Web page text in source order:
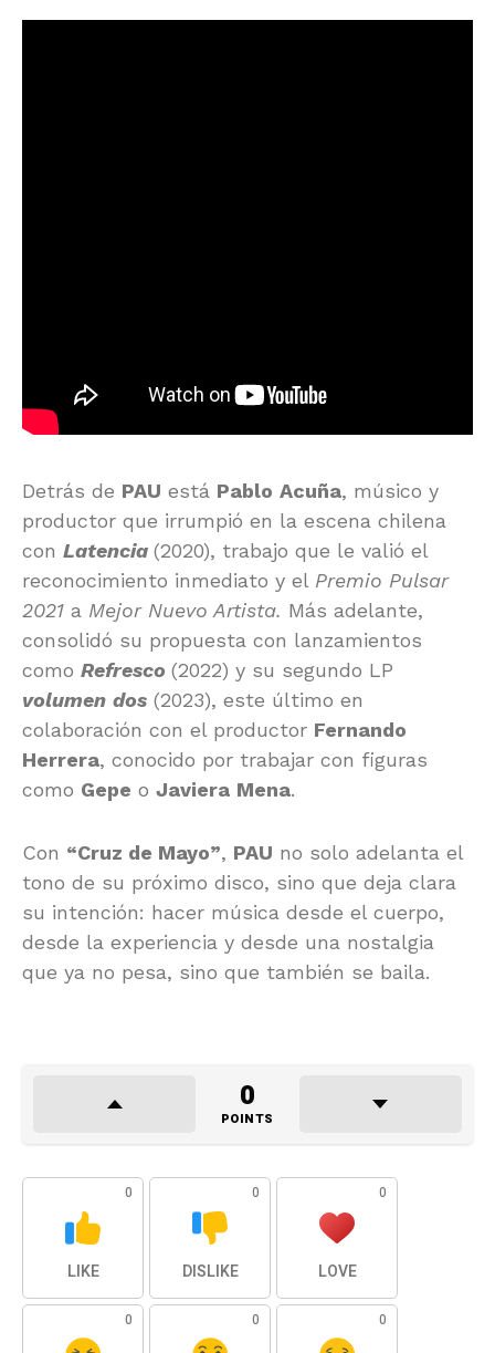
Detrás de PAU está Pablo Acuña, músico y
productor que irrumpió en la escena chilena
con Latencia (2020), trabajo que le valió el
reconocimiento inmediato y el Premio Pulsar
2021 a Mejor Nuevo Artista. Más adelante,
consolidó su propuesta con lanzamientos
como Refresco (2022) y su segundo LP
volumen dos (2023), este último en
colaboración con el productor Fernando
Herrera, conocido por trabajar con figuras
como Gepe o Javiera Mena.
Con “Cruz de Mayo”, PAU no solo adelanta el
tono de su próximo disco, sino que deja clara
su intención: hacer música desde el cuerpo,
desde la experiencia y desde una nostalgia
que ya no pesa, sino que también se baila.
0
POINTS
0
LIKE
0
DISLIKE
0
LOVE
0 0 0